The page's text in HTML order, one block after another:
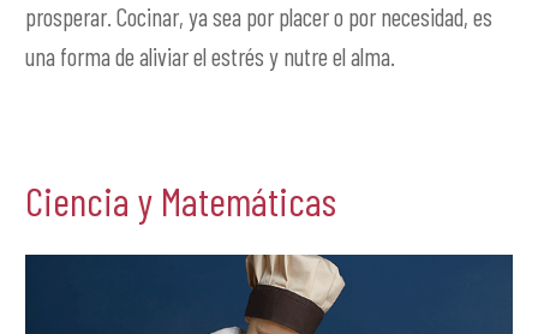
prosperar. Cocinar, ya sea por placer o por necesidad, es
una forma de aliviar el estrés y nutre el alma.
Ciencia y Matemáticas